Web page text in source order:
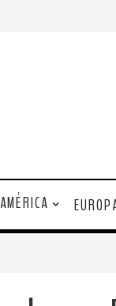
AMÉRICA